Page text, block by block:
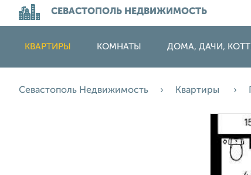
СЕВАСТОПОЛЬ НЕДВИЖИМОСТЬ
КВАРТИРЫ КОМНАТЫ ДОМА, ДАЧИ,
Севастополь Недвижимость Квартиры